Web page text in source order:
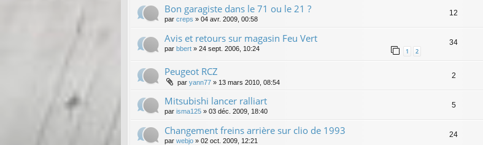
Bon garagiste dans le 71 ou le 21 ?
par creps » 04 avr. 2009, 00:58
12
Avis et retours sur magasin Feu Vert
par bbert » 24 sept. 2006, 10:24 1 2
34
Peugeot RCZ
par yann77 » 13 mars 2010, 08:54
2
Mitsubishi lancer ralliart
par isma125 » 03 déc. 2009, 18:40
5
Changement freins arrière sur clio de 1993
par webjo » 02 oct. 2009, 12:21
24